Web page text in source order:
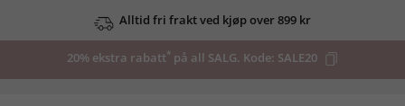
Alltid fri frakt ved kjøp over 899 kr
20% ekstra rabatt* på all SALG. Kode: SALE20